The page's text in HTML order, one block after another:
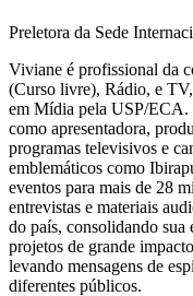
Preletora da Sede
Viviane é profissional da
(Curso livre), Rádio, e
em Mídia pela USP/ECA.
como apresentadora,
programas televisivos e
emblemáticos como
eventos para mais de 28
entrevistas e materiais
do país, consolidando sua
projetos de grande
levando mensagens de
diferentes públicos.